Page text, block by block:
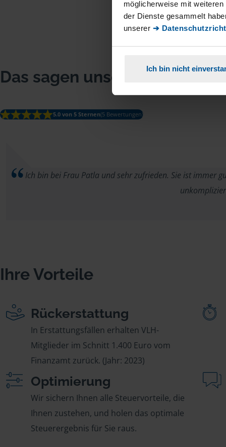
möglicherweise mit
der Dienste gesammelt
unserer ➔
Ich bin nicht
Das sagen unsere Mitglieder
5.0 von 5 Sternen(5 Bewertungen)
Ich bin bei Frau Patla und sehr zufrieden. Sie ist immer
Ihre Vorteile
Rückerstattung
In Erstattungsfällen erhalten VLH-
Mitglieder im Schnitt 1.400 Euro vom
Finanzamt zurück. (Jahr: 2023)
Optimierung
Wir sichern Ihnen alle Steuervorteile, die
Ihnen zustehen, und holen das optimale
Steuerergebnis für Sie raus.